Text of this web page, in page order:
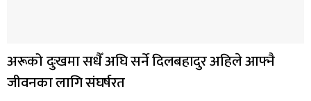
अरूको दुःखमा सधैँ अघि सर्ने दिलबहादुर अहिले आफ्नै
जीवनका लागि संघर्षरत